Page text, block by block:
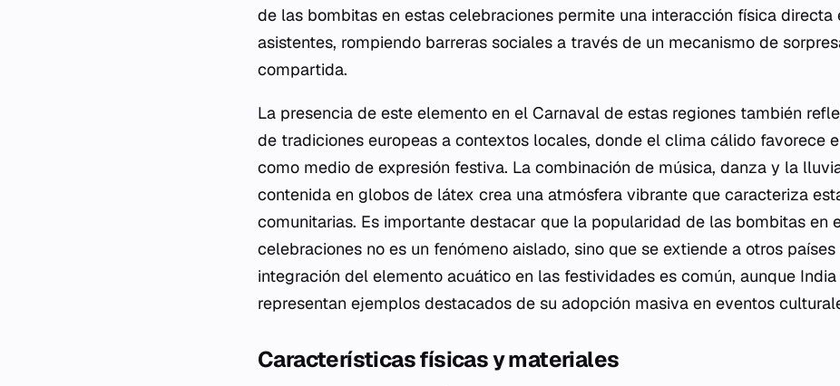
de las bombitas en estas celebraciones permite una interacción física directa
asistentes, rompiendo barreras sociales a través de un mecanismo de
compartida.
La presencia de este elemento en el Carnaval de estas regiones también
de tradiciones europeas a contextos locales, donde el clima cálido favorece
como medio de expresión festiva. La combinación de música, danza y la
contenida en globos de látex crea una atmósfera vibrante que caracteriza
comunitarias. Es importante destacar que la popularidad de las bombitas en
celebraciones no es un fenómeno aislado, sino que se extiende a otros
integración del elemento acuático en las festividades es común, aunque
representan ejemplos destacados de su adopción masiva en eventos
Características físicas y materiales